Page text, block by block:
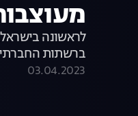
מעוצבות
לראשונה
ברשתות
03.04.2023